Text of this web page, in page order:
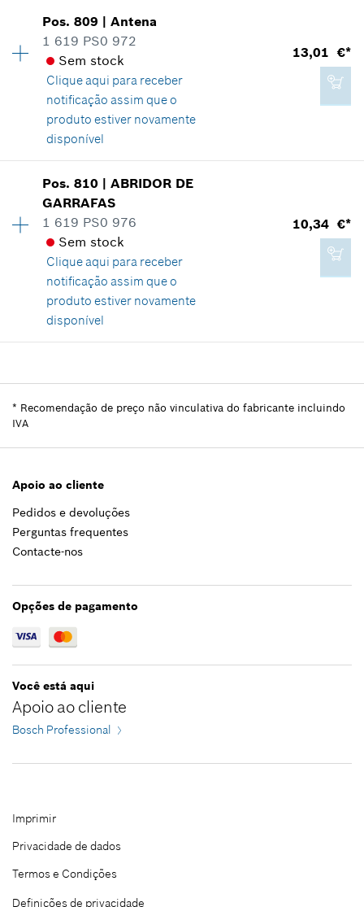
8,06 €*
*Recomendação de preço não vinculativa do
fabricante incluindo IVA
Adicionar ao carrinho das compras
Grupo de preço:13
Informações de peças sobressalentes
Comprovante de aplicação
Indicar na apresentação
1,99 €*
*Recomendação de preço não vinculativa do
fabricante incluindo IVA
Adicionar ao carrinho das compras
Pos.809 |Antena
1 619 PS0 972
Sem stock
Clique aqui para receber
notificação assim que o
produto estiver novamente
disponível
13,01 €*
Grupo de preço:26
Informações de peças sobressalentes
Comprovante de aplicação
Indicar na apresentação
*Recomendação de preço não vinculativa do
Pos.810 |ABRIDOR DE
GARRAFAS
1 619 PS0 976
Sem stock
Clique aqui para receber
notificação assim que o
produto estiver novamente
disponível
10,34 €*
Informações de peças sobressalentes
10,34 €*
* Recomendação de preço não vinculativa do fabricante incluindo
IVA
Apoio ao cliente
Pedidos e devoluções
Perguntas frequentes
Contacte-nos
Opções de pagamento
Você está aqui
Apoio ao cliente
Bosch Professional
Imprimir
Privacidade de dados
Termos e Condições
Definições de privacidade